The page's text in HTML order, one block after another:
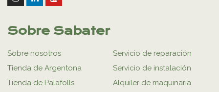
Sobre Sabater
Sobre nosotros
Tienda de Argentona
Tienda de Palafolls
Servicio de reparación
Servicio de instalación
Alquiler de maquinaria